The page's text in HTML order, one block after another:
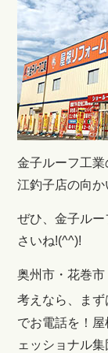
金子ルーフ工
江釣子店の向か
ぜひ、金子ル
さいね!(^^)!
奥州市・花巻
考えなら、ま
でお電話を！
ェッショナル